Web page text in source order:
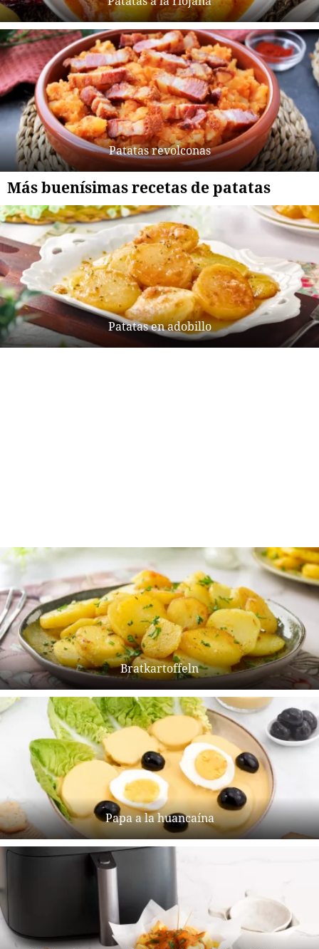
Patatas revolconas
Más buenísimas recetas de patatas
Patatas en adobillo
Bratkartoffeln
Papa a la huancaína